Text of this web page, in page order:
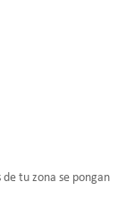
de tu zona se pongan